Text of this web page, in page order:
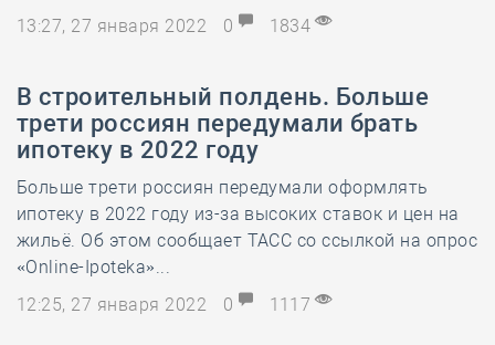
13:27, 27 января 2022
0 1834
В строительный полдень. Больше
трети россиян передумали брать
ипотеку в 2022 году
Больше трети россиян передумали оформлять
ипотеку в 2022 году из-за высоких ставок и цен на
жильё. Об этом сообщает ТАСС со ссылкой на опрос
«Online-Ipoteka»...
12:25, 27 января 2022
0 1117